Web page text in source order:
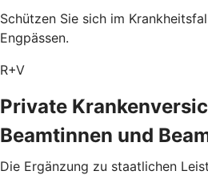
Schützen Sie sich im
Engpässen.
R+V
Private
Beamtinnen und
Die Ergänzung zu staatlichen